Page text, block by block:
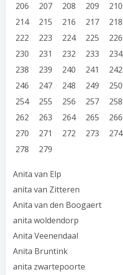
206
207 208 209 210
214
215 216 217 218
222
223 224 225 226
230
231 232 233 234
238
239 240 241 242
246
247 248 249 250
254
255 256 257 258
262
263 264 265 266
270
271 272 273 274
278
279
Anita van Elp
anita van Zitteren
Anita van den Boogaert
anita woldendorp
Anita Veenendaal
Anita Bruntink
anita zwartepoorte